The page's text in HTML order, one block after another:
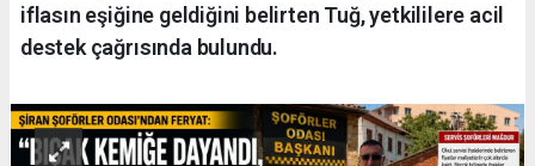
iflasın eşiğine geldiğini belirten Tuğ, yetkililere acil
destek çağrısında bulundu.